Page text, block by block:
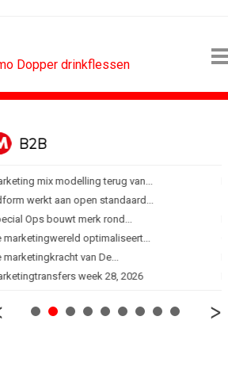
Dopper drinkflessen
B2B
mix modelling terug van...
werkt aan open standaard...
Ops bouwt merk rond...
marketingwereld optimaliseert...
marketingkracht van De...
week 28, 2026